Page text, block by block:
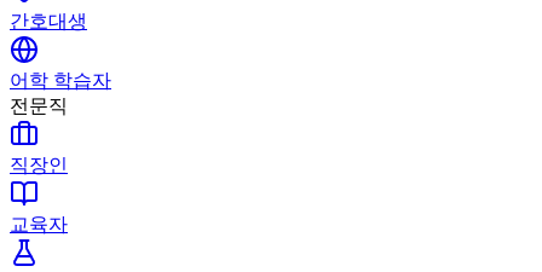
간호대생
어학 학습자
전문직
직장인
교육자